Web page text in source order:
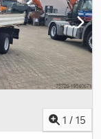
1 / 15